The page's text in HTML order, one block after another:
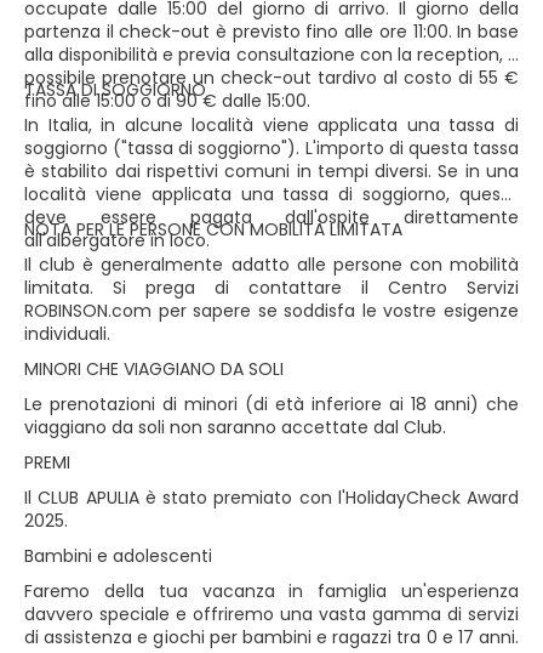
occupate dalle 15:00 del giorno di arrivo. Il giorno della
partenza il check-out è previsto fino alle ore 11:00. In base
alla disponibilità e previa consultazione con la reception, è
possibile prenotare un check-out tardivo al costo di 55 €
fino alle 15:00 o di 90 € dalle 15:00.
TASSA DI SOGGIORNO
In Italia, in alcune località viene applicata una tassa di
soggiorno ("tassa di soggiorno"). L'importo di questa tassa
è stabilito dai rispettivi comuni in tempi diversi. Se in una
località viene applicata una tassa di soggiorno, questa
deve essere pagata dall'ospite direttamente
all'albergatore in loco.
NOTA PER LE PERSONE CON MOBILITÀ LIMITATA
Il club è generalmente adatto alle persone con mobilità
limitata. Si prega di contattare il Centro Servizi
ROBINSON.com per sapere se soddisfa le vostre esigenze
individuali.
MINORI CHE VIAGGIANO DA SOLI
Le prenotazioni di minori (di età inferiore ai 18 anni) che
viaggiano da soli non saranno accettate dal Club.
PREMI
Il CLUB APULIA è stato premiato con l'HolidayCheck Award
2025.
Bambini e adolescenti
Faremo della tua vacanza in famiglia un'esperienza
davvero speciale e offriremo una vasta gamma di servizi
di assistenza e giochi per bambini e ragazzi tra 0 e 17 anni.